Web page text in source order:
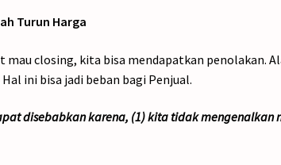
Turun Harga
mau closing, kita bisa mendapatkan penolakan.
Hal ini bisa jadi beban bagi Penjual.
disebabkan karena, (1) kita tidak